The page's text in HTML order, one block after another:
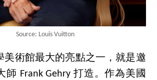
Source: Louis Vuitton
美術館最大的亮點之一，就是邀
師 Frank Gehry 打造。作為美國